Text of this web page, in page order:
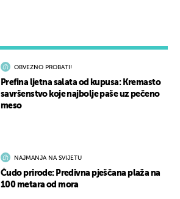
OBVEZNO PROBATI!
Prefina ljetna salata od kupusa: Kremasto
savršenstvo koje najbolje paše uz pečeno
meso
NAJMANJA NA SVIJETU
Čudo prirode: Predivna pješčana plaža na
100 metara od mora